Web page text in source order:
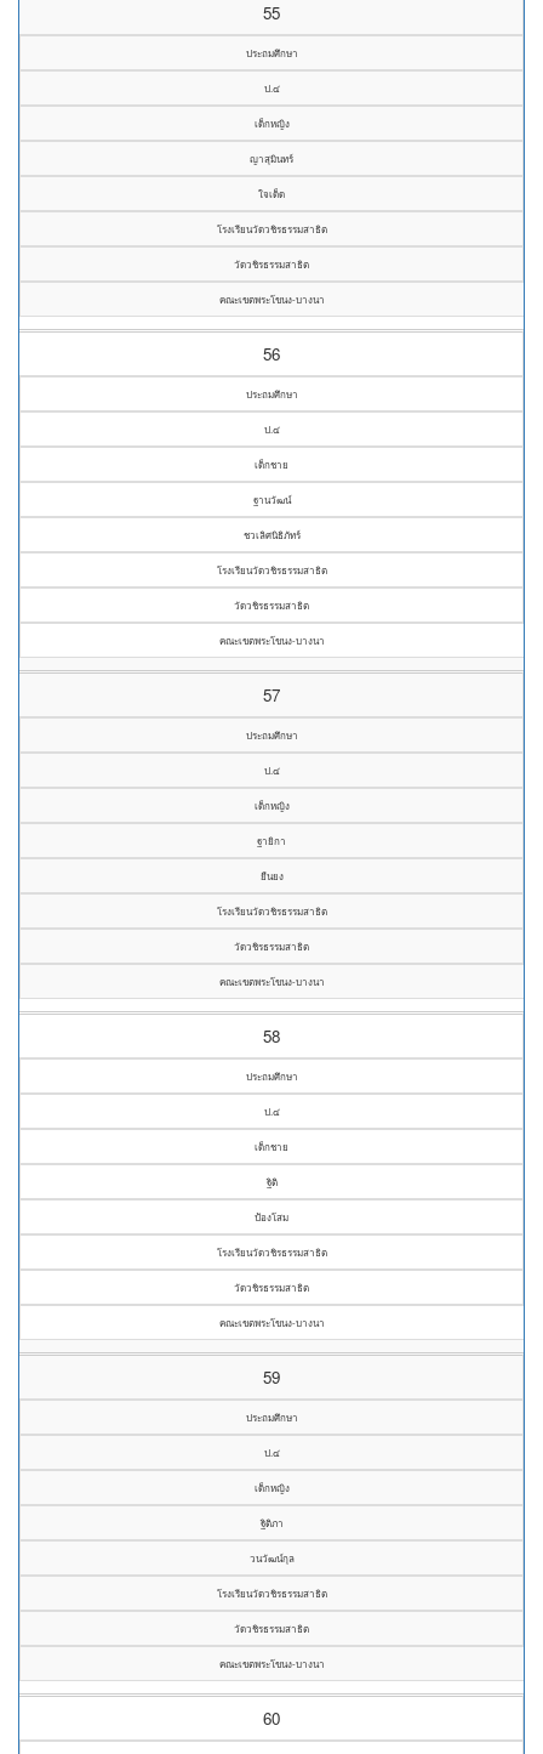
55
ประถมศึกษา
ป.๔
เด็กหญิง
ญาสุมินทร์
ใจเด็ด
โรงเรียนวัดวชิรธรรมสาธิต
วัดวชิรธรรมสาธิต
คณะเขตพระโขนง-บางนา
56
ประถมศึกษา
ป.๔
เด็กชาย
ฐานวัฒน์
ชวเลิศนิธิภัทร์
โรงเรียนวัดวชิรธรรมสาธิต
วัดวชิรธรรมสาธิต
คณะเขตพระโขนง-บางนา
57
ประถมศึกษา
ป.๔
เด็กหญิง
ฐายิกา
ยืนยง
โรงเรียนวัดวชิรธรรมสาธิต
วัดวชิรธรรมสาธิต
คณะเขตพระโขนง-บางนา
58
ประถมศึกษา
ป.๔
เด็กชาย
ฐิติ
ป้องโสม
โรงเรียนวัดวชิรธรรมสาธิต
วัดวชิรธรรมสาธิต
คณะเขตพระโขนง-บางนา
59
ประถมศึกษา
ป.๔
เด็กหญิง
ฐิติภา
วนวัฒน์กุล
โรงเรียนวัดวชิรธรรมสาธิต
วัดวชิรธรรมสาธิต
คณะเขตพระโขนง-บางนา
60